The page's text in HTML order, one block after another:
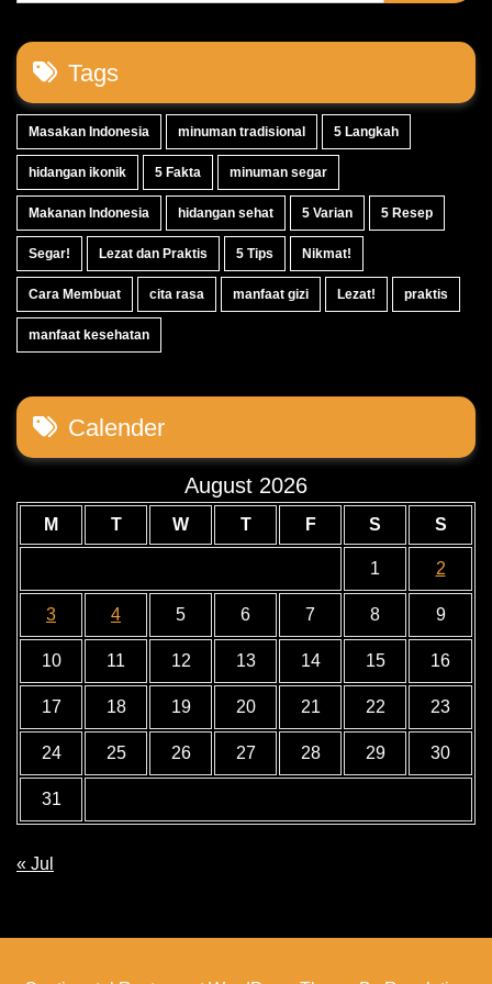
Tags
Masakan Indonesia minuman tradisional 5 Langkah
hidangan ikonik 5 Fakta minuman segar
Makanan Indonesia hidangan sehat 5 Varian 5 Resep
Segar! Lezat dan Praktis 5 Tips Nikmat!
Cara Membuat cita rasa manfaat gizi Lezat! praktis
manfaat kesehatan
Calender
August 2026
M T W T F S S
1 2
3 4 5 6 7 8 9
10 11 12 13 14 15 16
17 18 19 20 21 22 23
24 25 26 27 28 29 30
31
« Jul